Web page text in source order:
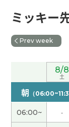
いつも楽し
那么多种类
男性 )
我们这里夏
服。不过不
ミッキー
Prev week
8/8
土
朝 （
06:00~ -